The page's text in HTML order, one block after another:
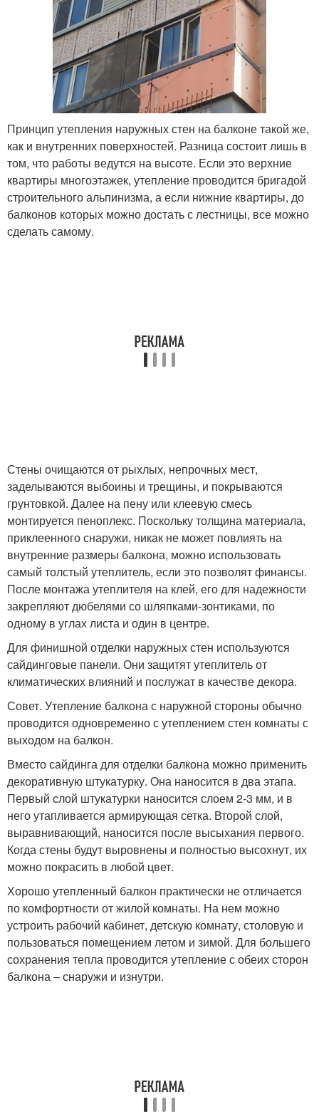
Принцип утепления наружных стен на балконе такой же,
как и внутренних поверхностей. Разница состоит лишь в
том, что работы ведутся на высоте. Если это верхние
квартиры многоэтажек, утепление проводится бригадой
строительного альпинизма, а если нижние квартиры, до
балконов которых можно достать с лестницы, все можно
сделать самому.
Стены очищаются от рыхлых, непрочных мест,
заделываются выбоины и трещины, и покрываются
грунтовкой. Далее на пену или клеевую смесь
монтируется пеноплекс. Поскольку толщина материала,
приклеенного снаружи, никак не может повлиять на
внутренние размеры балкона, можно использовать
самый толстый утеплитель, если это позволят финансы.
После монтажа утеплителя на клей, его для надежности
закрепляют дюбелями со шляпками-зонтиками, по
одному в углах листа и один в центре.
Для финишной отделки наружных стен используются
сайдинговые панели. Они защитят утеплитель от
климатических влияний и послужат в качестве декора.
Совет. Утепление балкона с наружной стороны обычно
проводится одновременно с утеплением стен комнаты с
выходом на балкон.
Вместо сайдинга для отделки балкона можно применить
декоративную штукатурку. Она наносится в два этапа.
Первый слой штукатурки наносится слоем 2-3 мм, и в
него утапливается армирующая сетка. Второй слой,
выравнивающий, наносится после высыхания первого.
Когда стены будут выровнены и полностью высохнут, их
можно покрасить в любой цвет.
Хорошо утепленный балкон практически не отличается
по комфортности от жилой комнаты. На нем можно
устроить рабочий кабинет, детскую комнату, столовую и
пользоваться помещением летом и зимой. Для большего
сохранения тепла проводится утепление с обеих сторон
балкона – снаружи и изнутри.